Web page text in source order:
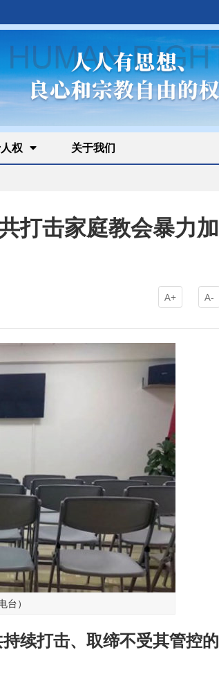
权 关于我们
打击家庭教会暴力加
A+ A-
）
续打击、取缔不受其管控的